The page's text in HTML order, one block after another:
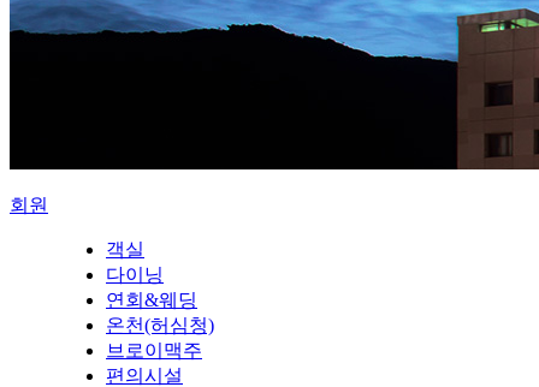
회원
객실
다이닝
연회&웨딩
온천(허심청)
브로이맥주
편의시설